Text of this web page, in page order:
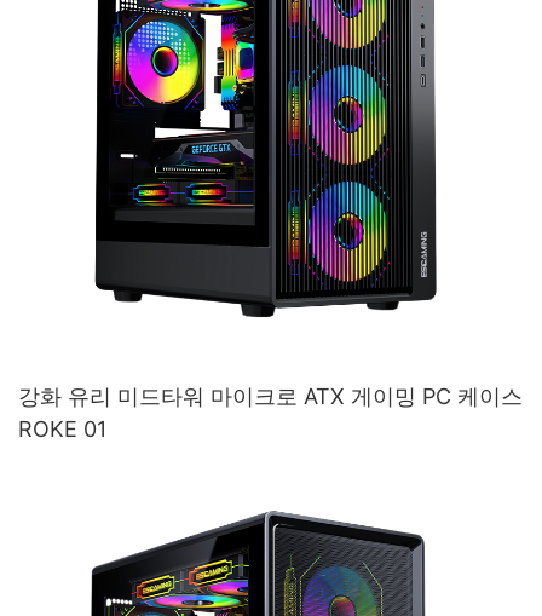
강화 유리 미드타워 마이크로 ATX 게이밍 PC 케이스
ROKE 01